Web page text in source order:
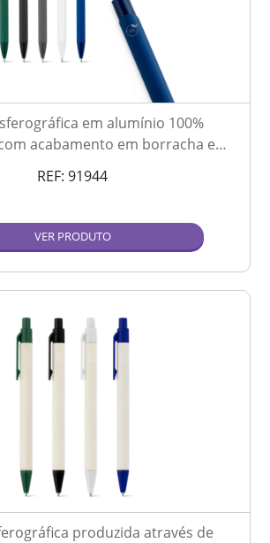
em alumínio 100%
acabamento em borracha e
REF: 91944
VER PRODUTO
produzida através de